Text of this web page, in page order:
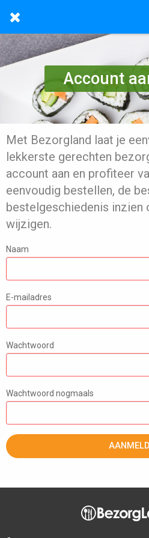
Account
Met Bezorgland laat je
lekkerste gerechten
account aan en profiteer
eenvoudig bestellen, de
bestelgeschiedenis inzien
wijzigen.
Naam
E-mailadres
Wachtwoord
Wachtwoord nogmaals